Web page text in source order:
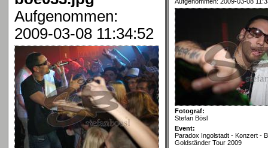
Aufgenommen:
2009-03-08 11:34:52
Fotograf:
Stefan Bösl
Event:
Paradox Ingolstadt - Konzert -
Goldständer Tour 2009